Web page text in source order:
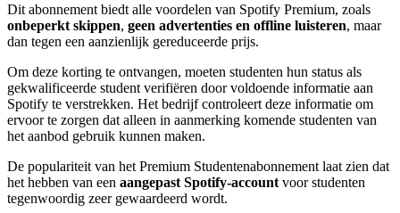
Dit abonnement biedt alle voordelen van Spotify Premium, zoals
onbeperkt skippen, geen advertenties en offline luisteren, maar
dan tegen een aanzienlijk gereduceerde prijs.
Om deze korting te ontvangen, moeten studenten hun status als
gekwalificeerde student verifiëren door voldoende informatie aan
Spotify te verstrekken. Het bedrijf controleert deze informatie om
ervoor te zorgen dat alleen in aanmerking komende studenten van
het aanbod gebruik kunnen maken.
De populariteit van het Premium Studentenabonnement laat zien dat
het hebben van een aangepast Spotify-account voor studenten
tegenwoordig zeer gewaardeerd wordt.